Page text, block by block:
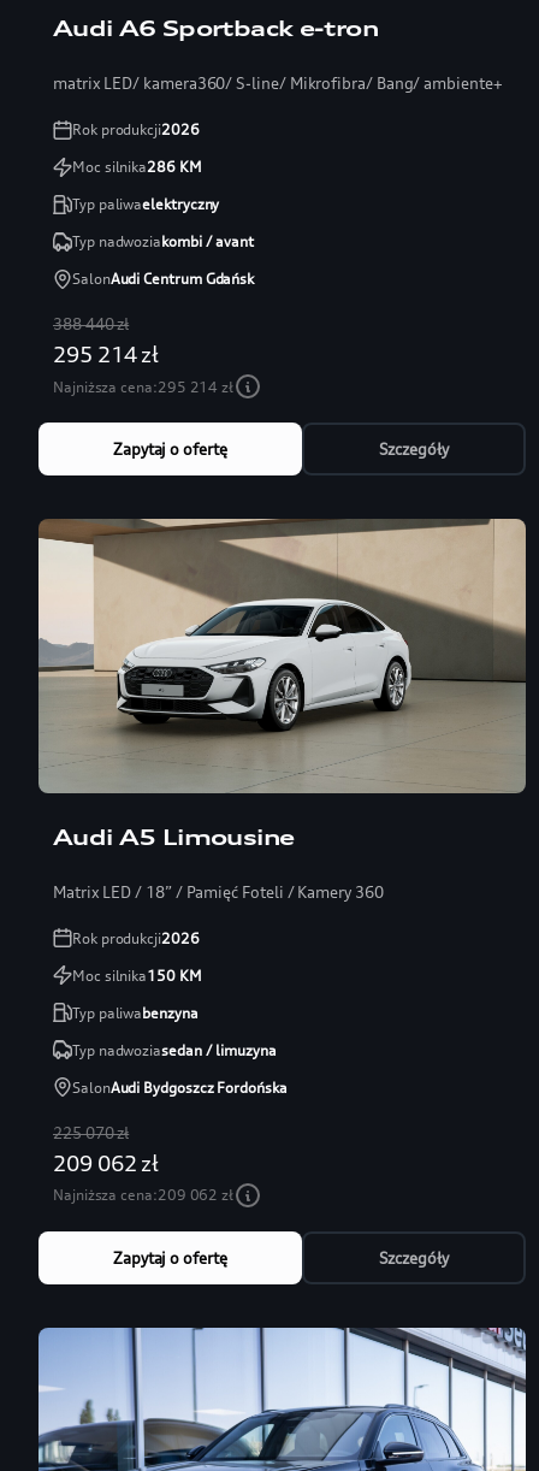
Audi A6 Sportback e-tron
matrix LED/ kamera360/ S-line/ Mikrofibra/ Bang/ ambiente+
Rok produkcji2026
Moc silnika286KM
Typ paliwaelektryczny
Typ nadwoziakombi / avant
SalonAudi Centrum Gdańsk
388 440 zł
295 214 zł
Najniższa cena:295 214 zł
Zapytaj o ofertę Szczegóły
Audi A5 Limousine
Matrix LED / 18” / Pamięć Foteli / Kamery 360
Rok produkcji2026
Moc silnika150KM
Typ paliwabenzyna
Typ nadwoziasedan / limuzyna
SalonAudi Bydgoszcz Fordońska
225 070 zł
209 062 zł
Najniższa cena:209 062 zł
Zapytaj o ofertę Szczegóły